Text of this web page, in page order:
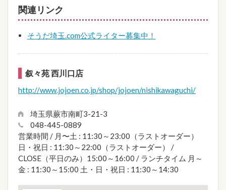
関連リンク
そうだ埼玉.com公式ライター募集中！
叙々苑 西川口店
http://www.jojoen.co.jp/shop/jojoen/nishikawaguchi/
埼玉県蕨市南町3-21-3
048-445-0889
営業時間 / 月〜土 : 11:30～23:00（ラストオーダー）
日・祝日 : 11:30～22:00（ラストオーダー） /
CLOSE（平日のみ）15:00～16:00 / ランチタイム 月～
金 : 11:30～15:00 土・日・祝日 : 11:30～14:30